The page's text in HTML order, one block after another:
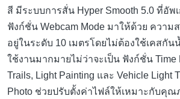
สี มีระบบการสั่น Hyper Smooth 5.0 ที่อัพ
ฟังก์ชั่น Webcam Mode มาให้ด้วย ความ
อยู่ในระดับ 10 เมตรโดยไม่ต้องใช้เคสกัน
ใช้งานมากมายไม่ว่าจะเป็น ฟังก์ชั่น Time
Trails, Light Painting และ Vehicle Light
Photo ช่วยปรับตั้งค่าไฟล์ให้เหมาะกับคุณ